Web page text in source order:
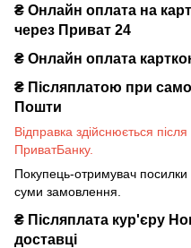
₴ Онлайн оплата на
через Приват 24
₴ Онлайн оплата
₴ Післяплатою при
Пошти
Відправка здійснюється
ПриватБанку.
Покупець-отримувач посилки
суми замовлення.
₴ Післяплата кур'єру
доставці